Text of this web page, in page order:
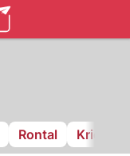
Rontal Kriens